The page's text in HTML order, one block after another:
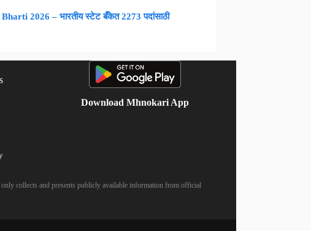
2026 – भारतीय स्टेट बँकेत 2273 पदांसाठी
Download Mhnokari App
collects and presents publicly available information from official